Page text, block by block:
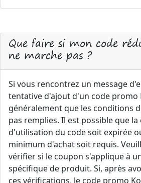
Que faire si mon code
ne marche pas ?
Si vous rencontrez un message
tentative d'ajout d'un code promo
généralement que les conditions
pas remplies. Il est possible que
d'utilisation du code soit expirée
minimum d'achat soit requis.
vérifier si le coupon s'applique à
spécifique de produit. Si, après
ces vérifications, le code promo